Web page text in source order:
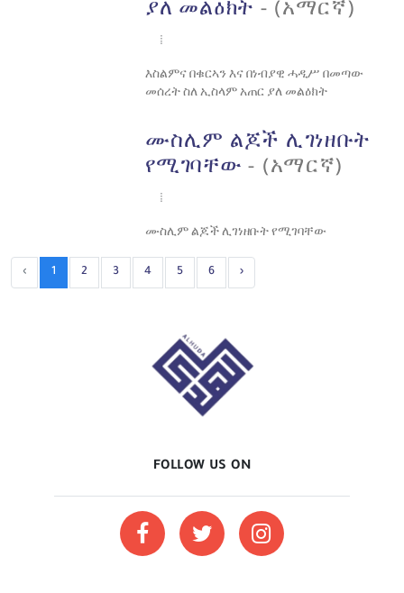
ያለ መልዕክት - (አማርኛ)
እስልምና በቁርኣን እና በነብያዊ ሓዲሥ በመጣው
መሰረት ስለ ኢስላም አጠር ያለ መልዕክት
ሙስሊም ልጆች ሊገነዘቡት
የሚገባቸው - (አማርኛ)
ሙስሊም ልጆች ሊገነዘቡት የሚገባቸው
‹ 1 2 3 4 5 6 ›
FOLLOW US ON